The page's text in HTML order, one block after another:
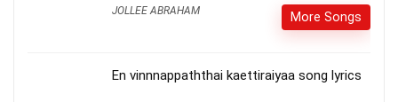
JOLLEE ABRAHAM More Songs
En vinnnappaththai kaettiraiyaa song lyrics